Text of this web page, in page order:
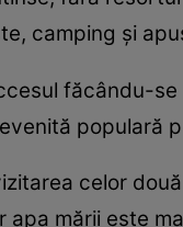
camping și
făcându-
populară
celor
apa mării este